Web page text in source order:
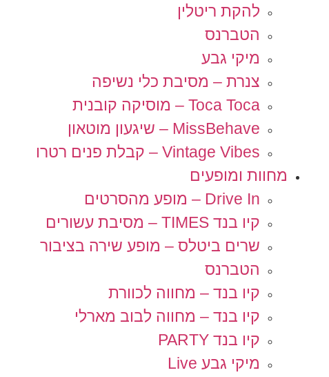
להקת ריטלין
הטברנס
מיקי גבע
צנרת – מסיבת כלי נשיפה
Toca Toca – מוסיקה קובנית
MissBehave – שיגעון מוטאון
Vintage Vibes – קבלת פנים רטרו
מחוות ומופעים
Drive In – מופע מהסרטים
קיו בנד TIMES – מסיבת עשורים
שרים ביטלס – מופע שירה בציבור
הטברנס
קיו בנד – מחווה לכוורת
קיו בנד – מחווה לבוב מארלי
קיו בנד PARTY
מיקי גבע Live